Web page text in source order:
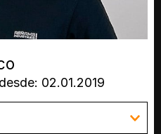
desde: 02.01.2019